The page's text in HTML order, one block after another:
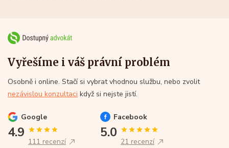
Vyřešíme i váš právní problém
Osobně i online. Stačí si vybrat vhodnou službu, nebo zvolit
nezávislou konzultaci když si nejste jistí.
Google
4.9
111 recenzí
Facebook
5.0
21 recenzí